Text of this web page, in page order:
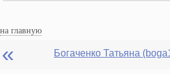
на главную
«